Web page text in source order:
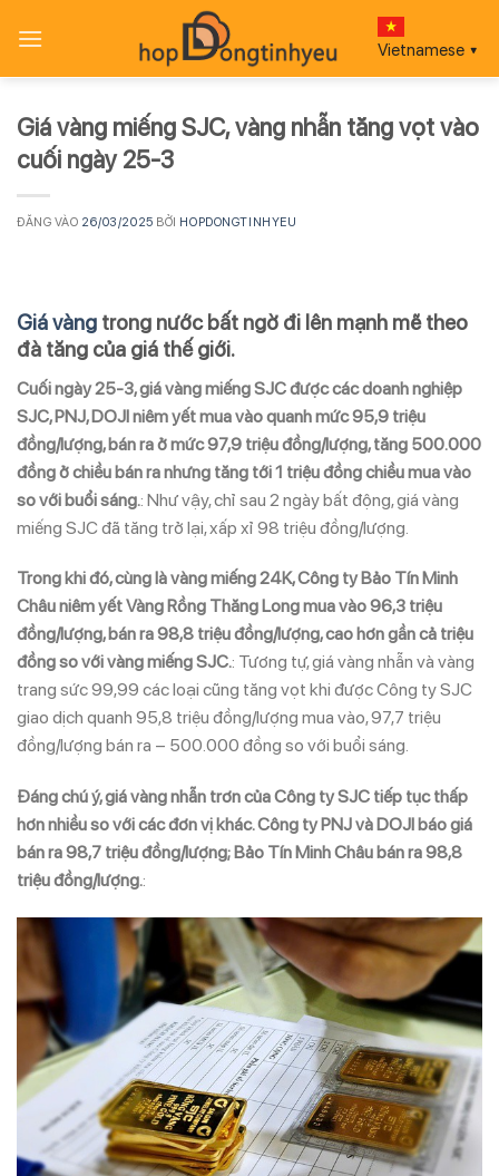
qua
Vietnamese ▼
Giá vàng miếng SJC, vàng nhẫn tăng vọt vào
cuối ngày 25-3
ĐĂNG VÀO 26/03/2025 BỞI HOPDONGTINHYEU
Giá vàng trong nước bất ngờ đi lên mạnh mẽ theo
đà tăng của giá thế giới.
Cuối ngày 25-3, giá vàng miếng SJC được các doanh nghiệp
SJC, PNJ, DOJI niêm yết mua vào quanh mức 95,9 triệu
đồng/lượng, bán ra ở mức 97,9 triệu đồng/lượng, tăng 500.000
đồng ở chiều bán ra nhưng tăng tới 1 triệu đồng chiều mua vào
so với buổi sáng.: Như vậy, chỉ sau 2 ngày bất động, giá vàng
miếng SJC đã tăng trở lại, xấp xỉ 98 triệu đồng/lượng.
Trong khi đó, cùng là vàng miếng 24K, Công ty Bảo Tín Minh
Châu niêm yết Vàng Rồng Thăng Long mua vào 96,3 triệu
đồng/lượng, bán ra 98,8 triệu đồng/lượng, cao hơn gần cả triệu
đồng so với vàng miếng SJC.: Tương tự, giá vàng nhẫn và vàng
trang sức 99,99 các loại cũng tăng vọt khi được Công ty SJC
giao dịch quanh 95,8 triệu đồng/lượng mua vào, 97,7 triệu
đồng/lượng bán ra – 500.000 đồng so với buổi sáng.
Đáng chú ý, giá vàng nhẫn trơn của Công ty SJC tiếp tục thấp
hơn nhiều so với các đơn vị khác. Công ty PNJ và DOJI báo giá
bán ra 98,7 triệu đồng/lượng; Bảo Tín Minh Châu bán ra 98,8
triệu đồng/lượng.: